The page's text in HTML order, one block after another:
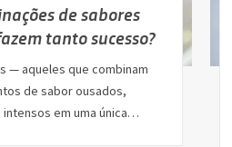
de sabores
tanto sucesso?
— aqueles que combinam
de sabor ousados,
em uma única